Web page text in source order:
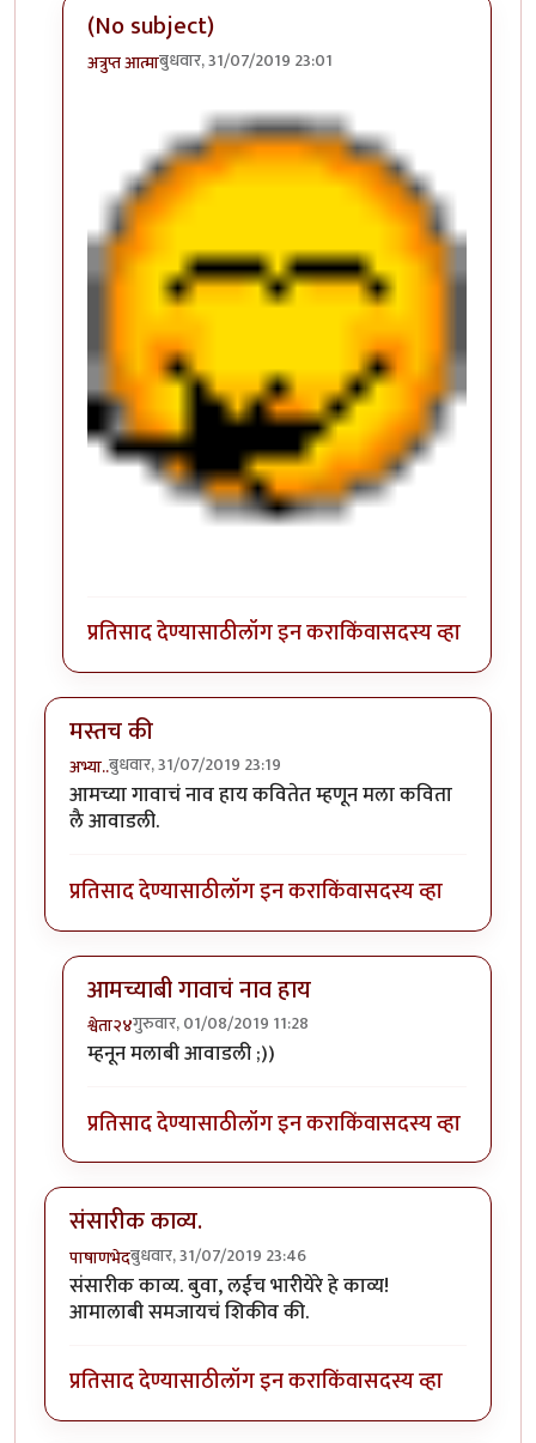
(No subject)
अत्रुप्त आत्माबुधवार, 31/07/2019 23:01
प्रतिसाद देण्यासाठीलॉग इन कराकिंवासदस्य व्हा
मस्तच की
अभ्या..बुधवार, 31/07/2019 23:19
आमच्या गावाचं नाव हाय कवितेत म्हणून मला कविता
लै आवाडली.
प्रतिसाद देण्यासाठीलॉग इन कराकिंवासदस्य व्हा
आमच्याबी गावाचं नाव हाय
श्वेता२४गुरुवार, 01/08/2019 11:28
In reply toमस्तच कीby
म्हनून मलाबी आवाडली ;))
प्रतिसाद देण्यासाठीलॉग इन कराकिंवासदस्य व्हा
संसारीक काव्य.
पाषाणभेदबुधवार, 31/07/2019 23:46
संसारीक काव्य. बुवा, लईच भारीयेरे हे काव्य!
आमालाबी समजायचं शिकीव की.
प्रतिसाद देण्यासाठीलॉग इन कराकिंवासदस्य व्हा